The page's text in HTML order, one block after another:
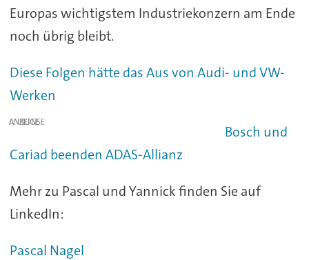
Europas wichtigstem Industriekonzern am Ende
noch übrig bleibt.
Diese Folgen hätte das Aus von Audi- und VW-
Werken
ANZEIGE
Bosch und
Cariad beenden ADAS-Allianz
Mehr zu Pascal und Yannick finden Sie auf
LinkedIn:
Pascal Nagel